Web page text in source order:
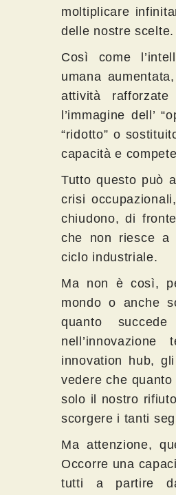
moltiplicare
delle nostre scelte.
Così come
umana
attività
l’immagine dell’
“ridotto” o
capacità e
Tutto questo può
crisi
chiudono, di
che non riesce a
ciclo industriale.
Ma non è così,
mondo o anche
quanto
innovation hub,
vedere che
solo il nostro
scorgere i tanti
Ma attenzione,
Occorre una
tutti a partire